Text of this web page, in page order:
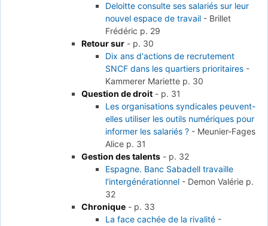
Deloitte consulte ses salariés sur leur
nouvel espace de travail - Brillet
Frédéric p. 29
Retour sur - p. 30
Dix ans d'actions de recrutement
SNCF dans les quartiers prioritaires -
Kammerer Mariette p. 30
Question de droit - p. 31
Les organisations syndicales peuvent-
elles utiliser les outils numériques pour
informer les salariés ? - Meunier-Fages
Alice p. 31
Gestion des talents - p. 32
Espagne. Banc Sabadell travaille
l'intergénérationnel - Demon Valérie p.
32
Chronique - p. 33
La face cachée de la rivalité -